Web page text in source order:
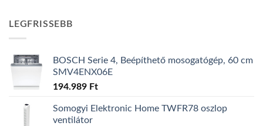
LEGFRISSEBB
BOSCH Serie 4, Beépíthető mosogatógép, 60 cm
SMV4ENX06E
194.989 Ft
Somogyi Elektronic Home TWFR78 oszlop
ventilátor